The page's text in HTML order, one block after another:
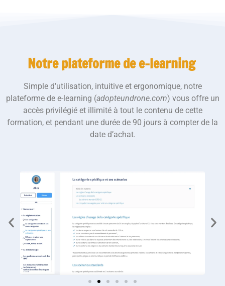
Notre plateforme de e-learning
Simple d’utilisation, intuitive et ergonomique, notre
plateforme de e-learning (adopteundrone.com) vous offre un
accès privilégié et illimité à tout le contenu de cette
formation, et pendant une durée de 90 jours à compter de la
date d’achat.